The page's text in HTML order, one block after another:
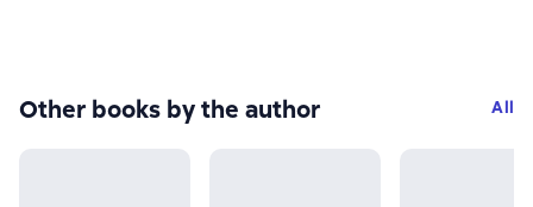
Other books by the author All